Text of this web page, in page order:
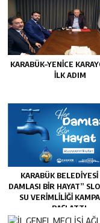
KARABÜK–YENİCE
İLK ADIM
KARABÜK
DAMLASI BİR HAYAT”
SU VERİMLİLİĞİ
BAŞLATTI.